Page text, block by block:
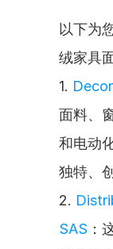
以下为
绒家具
1.
面料、
和电动
独特、
2.
SAS ：